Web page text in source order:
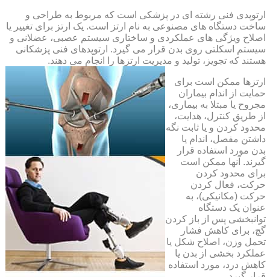
ارتوپدی فنی رشته ای در پزشکی است که مربوط به طراحی و
ساخت دستگاه های مصنوعی به نام ارتز است. یک ارتز برای تغییر یا
اصلاح ویژگی های عملکردی و ساختاری سیستم عصبی، عضلانی و
سیستم اسکلتی روی بدن قرار می گیرد. ارتوپدهای فنی پزشکانی
هستند که تجویز، تولید و مدیریت ارتزها را انجام می دهند.
ارتزها ممکن است برای
حمایت از اندام بیماران
مجروح یا مبتلا به بیماری،
از طریق کنترل، هدایت،
محدود کردن و یا ثابت نگه
داشتن مفصل، اندام یا
بدن مورد استفاده قرار
گیرند. آنها ممکن است
برای محدود کردن
حرکت، فعال کردن
حرکت (مکانیکی)، به
عنوان یک دستگاه
توانبخشی پس از باز کردن
گچ، برای کاهش فشار
تحمل وزن، اصلاح شکل یا
عملکرد بخشی از بدن یا
کاهش درد، مورد استفاده